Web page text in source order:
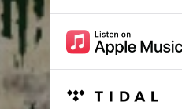
Ya Llego El Jorge
JGL
Enloquecido